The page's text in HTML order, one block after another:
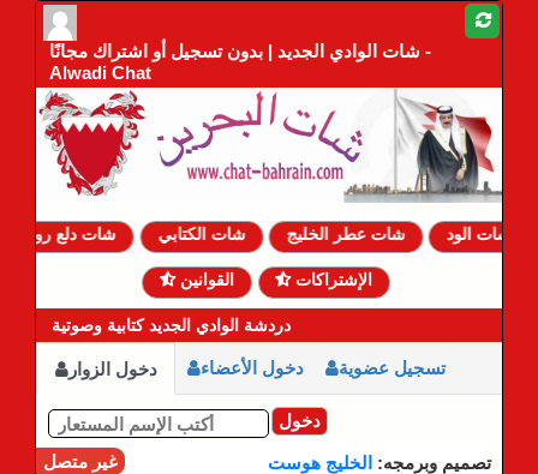
شات الوادي الجديد | بدون تسجيل أو اشتراك مجانًا -
Alwadi Chat
شات دلع روحي شات الكتابي شات عطر الخليج شات الود
القوانين الإشتراكات
دردشة الوادي الجديد كتابية وصوتية
دخول الزوار دخول الأعضاء تسجيل عضوية
دخول
غير متصل
تصميم وبرمجه: الخليج هوست